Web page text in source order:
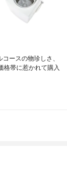
ースの物珍しさ、
格帯に惹かれて購入